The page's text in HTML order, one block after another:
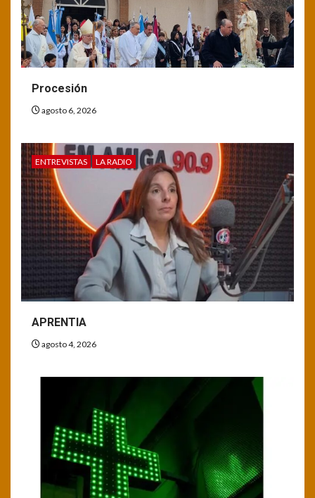
Procesión
agosto 6, 2026
ENTREVISTAS LA RADIO
APRENTIA
agosto 4, 2026